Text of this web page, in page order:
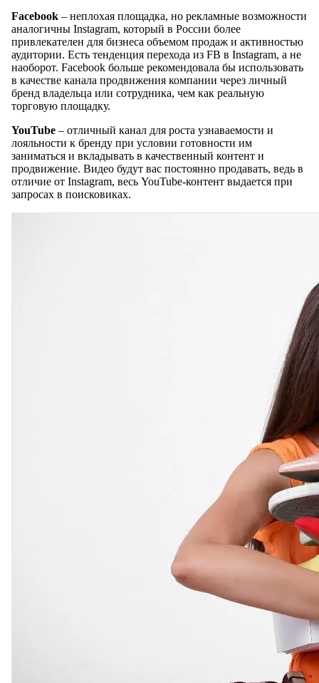
Facebook – неплохая площадка, но рекламные возможности
аналогичны Instagram, который в России более
привлекателен для бизнеса объемом продаж и активностью
аудитории. Есть тенденция перехода из FB в Instagram, а не
наоборот. Facebook больше рекомендовала бы использовать
в качестве канала продвижения компании через личный
бренд владельца или сотрудника, чем как реальную
торговую площадку.
YouTube – отличный канал для роста узнаваемости и
лояльности к бренду при условии готовности им
заниматься и вкладывать в качественный контент и
продвижение. Видео будут вас постоянно продавать, ведь в
отличие от Instagram, весь YouTube-контент выдается при
запросах в поисковиках.